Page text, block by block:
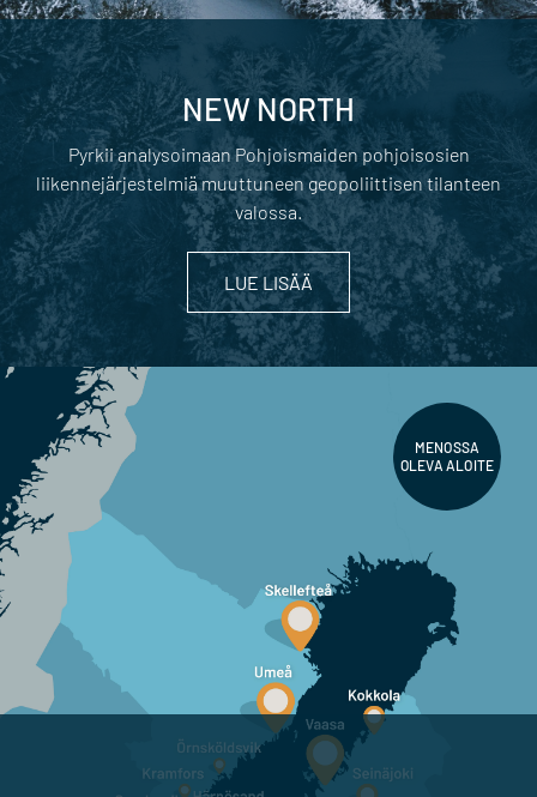
NEW NORTH
Pyrkii analysoimaan Pohjoismaiden pohjoisosien
liikennejärjestelmiä muuttuneen geopoliittisen tilanteen
valossa.
LUE LISÄÄ
MENOSSA
OLEVA ALOITE